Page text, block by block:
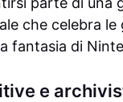
che celebra le
fantasia di
e